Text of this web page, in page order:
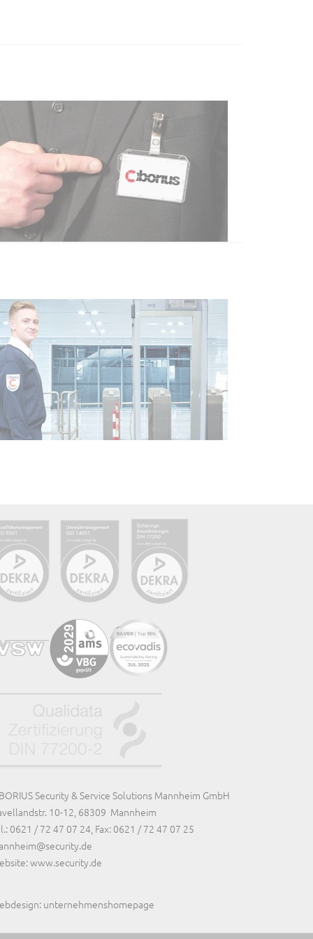
Security & Service Solutions Mannheim GmbH
10-12, 68309 Mannheim
0621 / 72 47 07 24, Fax: 0621 / 72 47 07 25
www.security.de
unternehmenshomepage